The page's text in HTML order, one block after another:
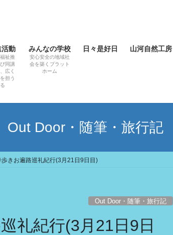
動
祉推
同講
広く
担う
みんなの学校
安心安全の地域社
会を築くプラット
ホーム
日々是好日 山河自然工房
Out Door・随筆・旅行記
歩きお遍路巡礼紀行(3月21日9日目)
Out Door・随筆・旅行記
礼紀行(3月21日9日